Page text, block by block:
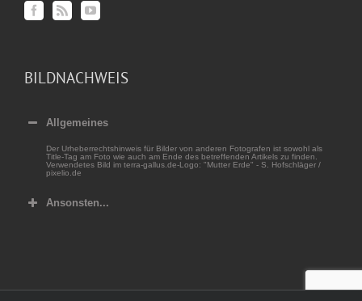
BILDNACHWEIS
Allgemeines
Der Urheberrechtshinweis für Bilder von anderen Fotografen ist sowohl als
Title-Tag am Foto wie auch am Ende des betreffenden Artikels zu finden.
Verwendetes Bild im terra-gallus.de-Logo: "Mutter Erde" - S. Hofschläger /
pixelio.de
Ansonsten...